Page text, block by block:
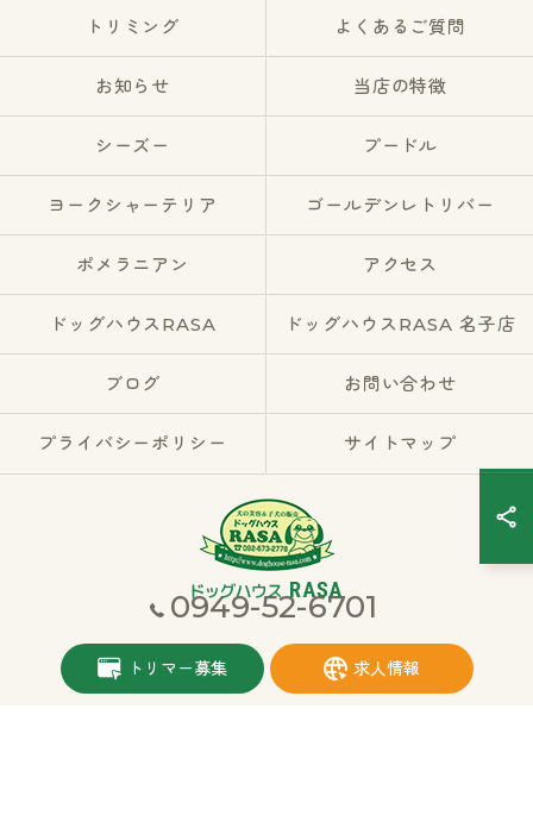
0949-52-6701
トリマー募集 求人情報
トリミング よくあるご質問
お知らせ 当店の特徴
シーズー プードル
ヨークシャーテリア ゴールデンレトリバー
ポメラニアン アクセス
ドッグハウスRASA ドッグハウスRASA 名子店
ブログ お問い合わせ
プライバシーポリシー サイトマップ
© 2026 福岡県宮若市のブリーダーならドッグハウスRASA ALL RIGHTS
RESERVED.